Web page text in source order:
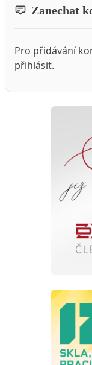
Zanechat
Pro přidávání
přihlásit.